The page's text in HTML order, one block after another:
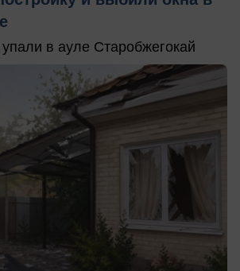
в ауле Старобжегокай